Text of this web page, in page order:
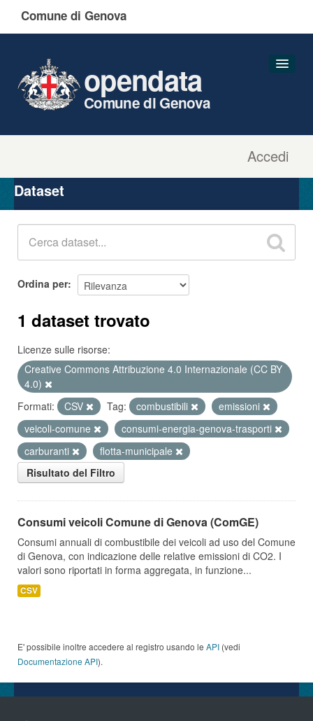
Comune di Genova
Accedi
opendata
Comune di Genova
Organizzazioni
Gruppi
Dataset
Ordina per
1 dataset trovato
Licenze sulle risorse:
Creative Commons Attribuzione 4.0 Internazionale (CC BY
4.0)
Formati:
CSV Tag: combustibili
emissioni
veicoli-comune
consumi-energia-genova-trasporti
carburanti
flotta-municipale
Risultato del Filtro
Consumi veicoli Comune di Genova (ComGE)
Consumi annuali di combustibile dei veicoli ad uso del Comune
di Genova, con indicazione delle relative emissioni di CO2. I
valori sono riportati in forma aggregata, in funzione...
CSV
E' possibile inoltre accedere al registro usando le API (vedi
Documentazione API).